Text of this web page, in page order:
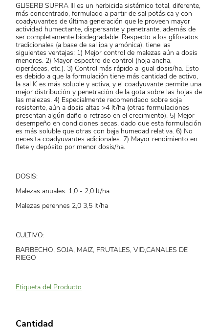
GLISERB SUPRA III es un herbicida sistémico total, diferente,
más concentrado, formulado a partir de sal potásica y con
coadyuvantes de última generación que le proveen mayor
actividad humectante, dispersante y penetrante, además de
ser completamente biodegradable. Respecto a los glifosatos
tradicionales (a base de sal ipa y amónica), tiene las
siguientes ventajas: 1) Mejor control de malezas aún a dosis
menores. 2) Mayor espectro de control (hoja ancha,
ciperáceas, etc.). 3) Control más rápido a igual dosis/ha. Esto
es debido a que la formulación tiene más cantidad de activo,
la sal K es más soluble y activa, y el coadyuvante permite una
mejor distribución y penetración de la gota sobre las hojas de
las malezas. 4) Especialmente recomendado sobre soja
resistente, aún a dosis altas >4 lt/ha (otras formulaciones
presentan algún daño o retraso en el crecimiento). 5) Mejor
desempeño en condiciones secas, dado que esta formulación
es más soluble que otras con baja humedad relativa. 6) No
necesita coadyuvantes adicionales. 7) Mayor rendimiento en
flete y depósito por menor dosis/ha.
DOSIS:
Malezas anuales: 1,0 - 2,0 lt/ha
Malezas perennes 2,0 3,5 lt/ha
CULTIVO:
BARBECHO, SOJA, MAIZ, FRUTALES, VID,CANALES DE
RIEGO
Etiqueta del Producto
Cantidad